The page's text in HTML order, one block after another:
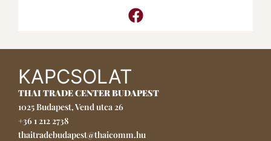
KAPCSOLAT
THAI TRADE CENTER BUDAPEST
1025 Budapest, Vend utca 26
+36 1 212 2738
thaitradebudapest@thaicomm.hu